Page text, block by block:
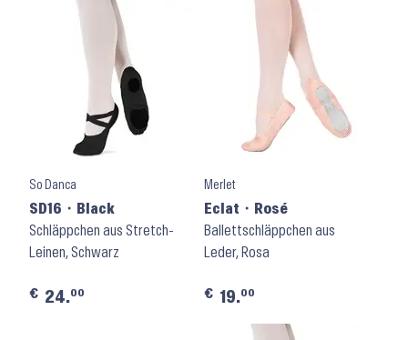
So Danca
SD16 ⬝ Black
Schläppchen aus Stretch-
Leinen, Schwarz
€ 24.00
Merlet
Eclat ⬝ Rosé
Ballettschläppchen aus
Leder, Rosa
€ 19.00